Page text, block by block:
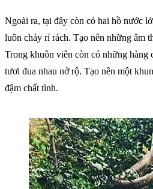
Ngoài ra, tại đây còn có hai hồ nước
luôn chảy rỉ rách. Tạo nên những âm
Trong khuôn viên còn có những hàng
tươi đua nhau nở rộ. Tạo nên một
đậm chất tình.